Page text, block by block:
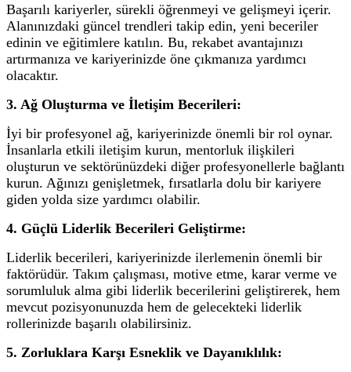
Başarılı kariyerler, sürekli öğrenmeyi ve gelişmeyi içerir.
Alanınızdaki güncel trendleri takip edin, yeni beceriler
edinin ve eğitimlere katılın. Bu, rekabet avantajınızı
artırmanıza ve kariyerinizde öne çıkmanıza yardımcı
olacaktır.
3. Ağ Oluşturma ve İletişim Becerileri:
İyi bir profesyonel ağ, kariyerinizde önemli bir rol oynar.
İnsanlarla etkili iletişim kurun, mentorluk ilişkileri
oluşturun ve sektörünüzdeki diğer profesyonellerle bağlantı
kurun. Ağınızı genişletmek, fırsatlarla dolu bir kariyere
giden yolda size yardımcı olabilir.
4. Güçlü Liderlik Becerileri Geliştirme:
Liderlik becerileri, kariyerinizde ilerlemenin önemli bir
faktörüdür. Takım çalışması, motive etme, karar verme ve
sorumluluk alma gibi liderlik becerilerini geliştirerek, hem
mevcut pozisyonunuzda hem de gelecekteki liderlik
rollerinizde başarılı olabilirsiniz.
5. Zorluklara Karşı Esneklik ve Dayanıklılık: